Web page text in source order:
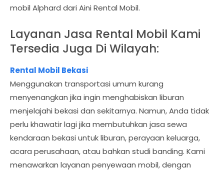
mobil Alphard dari Aini Rental Mobil.
Layanan Jasa Rental Mobil Kami
Tersedia Juga Di Wilayah:
Rental Mobil Bekasi
Menggunakan transportasi umum kurang
menyenangkan jika ingin menghabiskan liburan
menjelajahi bekasi dan sekitarnya. Namun, Anda tidak
perlu khawatir lagi jika membutuhkan jasa sewa
kendaraan bekasi untuk liburan, perayaan keluarga,
acara perusahaan, atau bahkan studi banding. Kami
menawarkan layanan penyewaan mobil, dengan